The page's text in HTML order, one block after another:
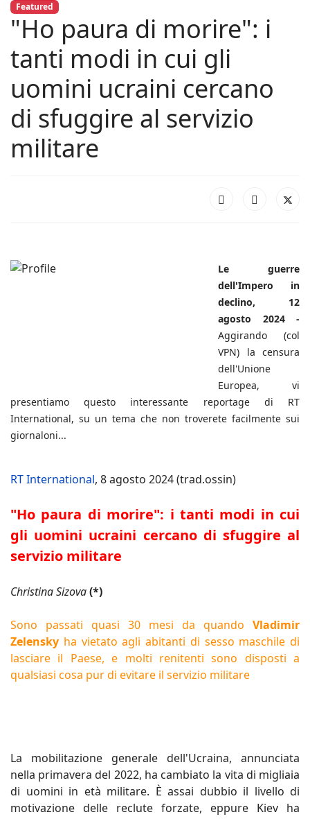
Featured
"Ho paura di morire": i
tanti modi in cui gli
uomini ucraini cercano
di sfuggire al servizio
militare
Le guerre
dell'Impero in
declino, 12
agosto 2024 -
Aggirando (col
VPN) la censura
dell'Unione
Europea, vi
presentiamo questo interessante reportage di RT
International, su un tema che non troverete facilmente sui
giornaloni...
RT International, 8 agosto 2024 (trad.ossin)
"Ho paura di morire": i tanti modi in cui
gli uomini ucraini cercano di sfuggire al
servizio militare
Christina Sizova(*)
Sono passati quasi 30 mesi da quando Vladimir
Zelensky ha vietato agli abitanti di sesso maschile di
lasciare il Paese, e molti renitenti sono disposti a
qualsiasi cosa pur di evitare il servizio militare
La mobilitazione generale dell'Ucraina, annunciata
nella primavera del 2022, ha cambiato la vita di migliaia
di uomini in età militare. È assai dubbio il livello di
motivazione delle reclute forzate, eppure Kiev ha